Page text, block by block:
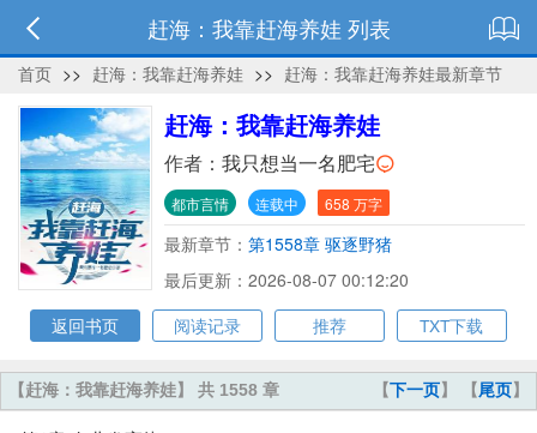
赶海：我靠赶海养娃 列表
首页 >> 赶海：我靠赶海养娃 >> 赶海：我靠赶海养娃最新章节
赶海：我靠赶海养娃
作者： 我只想当一名肥宅
都市言情 连载中 658 万字
最新章节： 第1558章 驱逐野猪
最后更新：2026-08-07 00:12:20
返回书页
阅读记录 推荐 TXT下载
【下一页】 【尾页】
【赶海：我靠赶海养娃】 共 1558 章